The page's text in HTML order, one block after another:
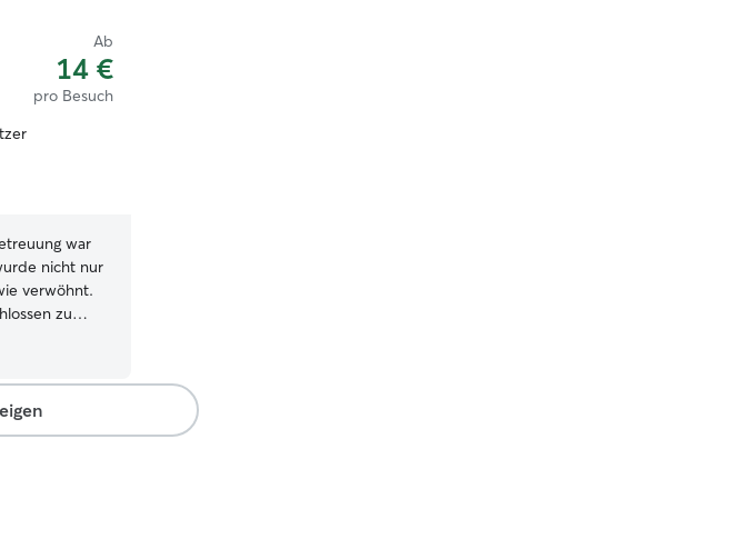
Ab
14 €
pro Besuch
war
nicht nur
verwöhnt.
zu
ich
gern
sorgt nicht
man selbst
Infos von zu